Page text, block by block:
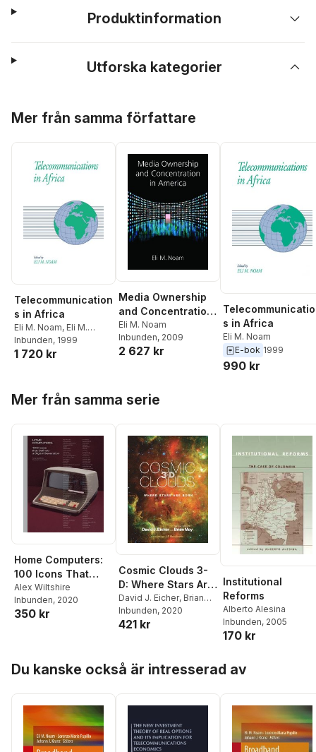
Produktinformation
Utforska kategorier
Mer från samma författare
Telecommunication
s in Africa
Eli M. Noam, Eli M.
Noam
Inbunden, 1999
1 720 kr
Media Ownership
and Concentration
in America
Eli M. Noam
Inbunden, 2009
2 627 kr
s in Africa
Eli M. Noam
E-bok 1999
990 kr
Mer från samma serie
Home Computers:
100 Icons That
Defined a Digital
Generation
Alex Wiltshire
Inbunden, 2020
350 kr
Cosmic Clouds 3-
D: Where Stars Are
Born
David J. Eicher, Brian
May
Inbunden, 2020
421 kr
Institutional
Reforms
Alberto Alesina
Inbunden, 2005
170 kr
Du kanske också är intresserad av